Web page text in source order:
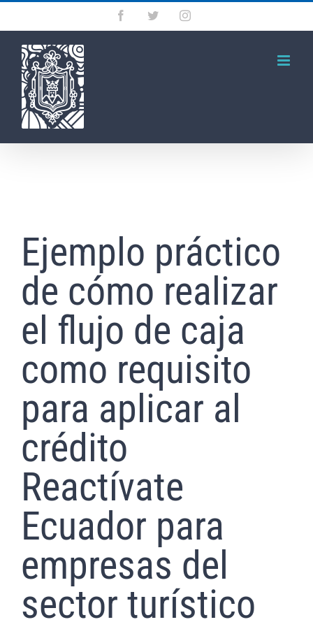
Saltar
contenido
FacebookTwitterInstagram
Ejemplo práctico
de cómo realizar
el flujo de caja
como requisito
para aplicar al
crédito
Reactívate
Ecuador para
empresas del
sector turístico